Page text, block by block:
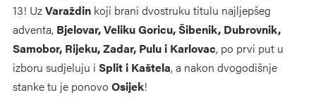
13! UzVaraždin koji brani dvostruku titulu najljepšeg
adventa, Bjelovar, Veliku Goricu, Šibenik, Dubrovnik,
Samobor, Rijeku, Zadar, Pulu i Karlovac, po prvi put u
izboru sudjeluju i Split i Kaštela, a nakon dvogodišnje
stanke tu je ponovo Osijek!